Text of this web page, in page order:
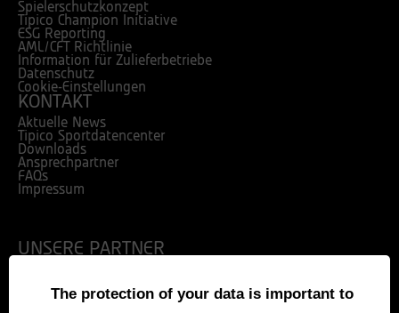
The protection of your data is important to
Spielerschutzkonzept
Tipico Champion Initiative
ESG Reporting
AML/CFT Richtlinie
Information für Zulieferbetriebe
Datenschutz
Cookie-Einstellungen
KONTAKT
Aktuelle News
Tipico Sportdatencenter
Downloads
Ansprechpartner
FAQs
Impressum
UNSERE PARTNER